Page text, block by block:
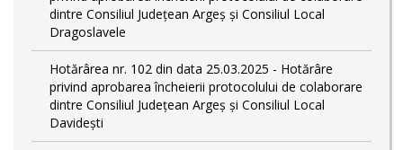
dintre Consiliul Județean Argeș și Consiliul Local
Dragoslavele
Hotărârea nr. 102 din data 25.03.2025 - Hotărâre
privind aprobarea încheierii protocolului de colaborare
dintre Consiliul Județean Argeș și Consiliul Local
Davidești